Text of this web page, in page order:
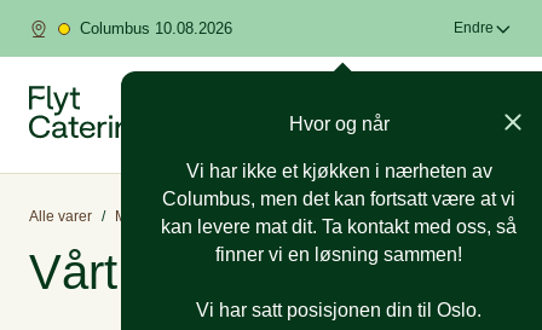
Columbus 10.08.2026 Endre
Hvor og når
Vi har ikke et kjøkken i nærheten av
Columbus, men det kan fortsatt være at vi
kan levere mat dit. Ta kontakt med oss, så
finner vi en løsning sammen!
Vi har satt posisjonen din til Oslo.
Alle varer / Mat Buffetmenyer Allergi -og spesialtilpasset fingermat
Vårt utvalg